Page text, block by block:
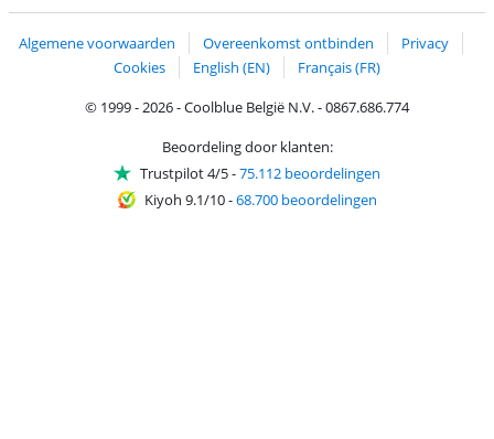
Algemene voorwaarden Overeenkomst ontbinden
Privacy
Cookies
English (EN)
Français (FR)
© 1999 - 2026 - Coolblue België N.V. - 0867.686.774
Beoordeling door klanten:
Trustpilot 4/5-75.112 beoordelingen
Kiyoh 9.1/10-68.700 beoordelingen